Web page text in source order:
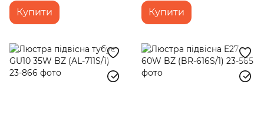
Купити Купити